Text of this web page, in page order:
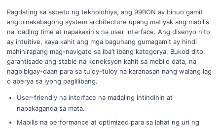
Pagdating sa aspeto ng teknolohiya, ang 99BON ay binuo gamit
ang pinakabagong system architecture upang matiyak ang mabilis
na loading time at napakakinis na user interface. Ang disenyo nito
ay intuitive, kaya kahit ang mga baguhang gumagamit ay hindi
mahihirapang mag-navigate sa iba’t ibang kategorya. Bukod dito,
garantisado ang stable na koneksyon kahit sa mobile data, na
nagbibigay-daan para sa tuloy-tuloy na karanasan nang walang lag
o aberya sa iyong paglilibang.
User-friendly na interface na madaling intindihin at
napakaganda sa mata.
Mabilis na performance at optimized para sa lahat ng uri ng